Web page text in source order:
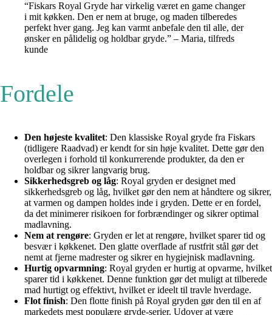
“Fiskars Royal Gryde har virkelig været en game changer
i mit køkken. Den er nem at bruge, og maden tilberedes
perfekt hver gang. Jeg kan varmt anbefale den til alle, der
ønsker en pålidelig og holdbar gryde.” – Maria, tilfreds
kunde
Fordele
Den højeste kvalitet: Den klassiske Royal gryde fra Fiskars
(tidligere Raadvad) er kendt for sin høje kvalitet. Dette gør den
overlegen i forhold til konkurrerende produkter, da den er
holdbar og sikrer langvarig brug.
Sikkerhedsgreb og låg: Royal gryden er designet med
sikkerhedsgreb og låg, hvilket gør den nem at håndtere og sikrer,
at varmen og dampen holdes inde i gryden. Dette er en fordel,
da det minimerer risikoen for forbrændinger og sikrer optimal
madlavning.
Nem at rengøre: Gryden er let at rengøre, hvilket sparer tid og
besvær i køkkenet. Den glatte overflade af rustfrit stål gør det
nemt at fjerne madrester og sikrer en hygiejnisk madlavning.
Hurtig opvarmning: Royal gryden er hurtig at opvarme, hvilket
sparer tid i køkkenet. Denne funktion gør det muligt at tilberede
mad hurtigt og effektivt, hvilket er ideelt til travle hverdage.
Flot finish: Den flotte finish på Royal gryden gør den til en af
markedets mest populære gryde-serier. Udover at være